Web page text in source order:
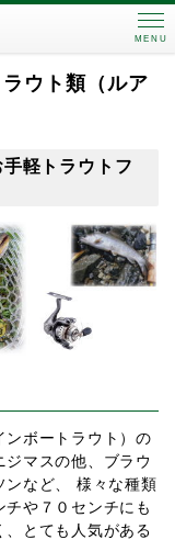
MENU
ウト類（ルア
軽トラウトフ
ンボートラウト）の
マスの他、ブラウ
ンなど、 様々な種類
や７０センチにも
、とても人気がある